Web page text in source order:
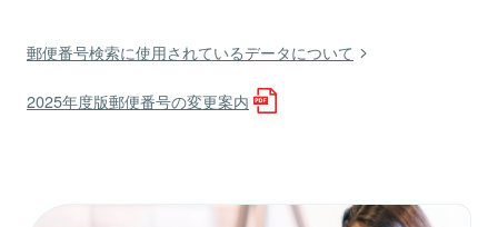
郵便番号検索に使用されているデータについて
2025年度版郵便番号の変更案内